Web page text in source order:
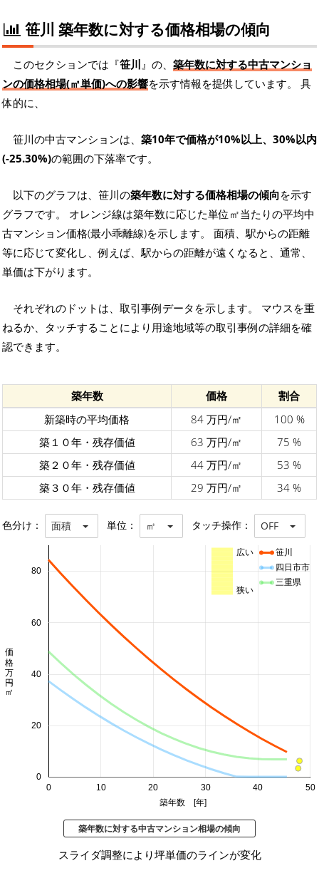
笹川 築年数に対する価格相場の傾向
このセクションでは『笹川 』の、 築年数に対する中古マンショ
ンの価格相場(㎡単価)への影響を示す情報を提供しています。 具
体的に、
笹川の中古マンションは、 築10年で価格が10%以上、30%以内
(-25.30%)の範囲の下落率です。
以下のグラフは、笹川の築年数に対する価格相場の傾向を示す
グラフです。 オレンジ線は築年数に応じた単位㎡当たりの平均中
古マンション価格(最小乖離線)を示します。 面積、駅からの距離
等に応じて変化し、例えば、駅からの距離が遠くなると、通常、
単価は下がります。
それぞれのドットは、取引事例データを示します。 マウスを重
ねるか、タッチすることにより用途地域等の取引事例の詳細を確
認できます。
築年数 価格
割合
新築時の平均価格
84 万円/㎡
100 %
築１０年・残存価値
63 万円/㎡
75 %
築２０年・残存価値
44 万円/㎡
53 %
築３０年・残存価値
29 万円/㎡ 34 %
色分け： 面積 単位： ㎡ タッチ操作： OFF
0 10 20 30 40 50
0
20
40
60
80
築年数 [年]
価格 万円/㎡
笹川
四日市市
三重県
広い
狭い
築年数に対する中古マンション相場の傾向
スライダ調整により坪単価のラインが変化